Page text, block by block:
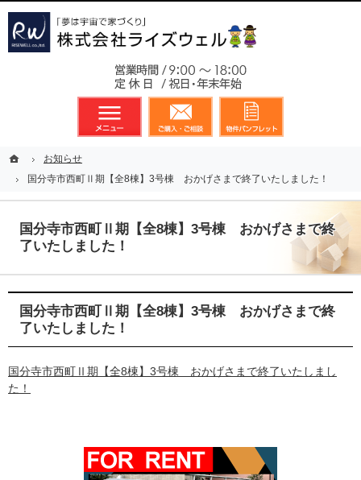
ホームお知らせ
国分寺市西町Ⅱ期【全8棟】3号棟 おかげさまで終了いたしました！
国分寺市西町Ⅱ期【全8棟】3号棟 おかげさまで終
了いたしました！
国分寺市西町Ⅱ期【全8棟】3号棟 おかげさまで終
了いたしました！
国分寺市西町Ⅱ期【全8棟】3号棟 おかげさまで終了いたしまし
た！
メニュー 資料請求・お問合せ
ホームお知らせ
国分寺市西町Ⅱ期【全8棟】3号棟 おかげさまで終了いたしました！